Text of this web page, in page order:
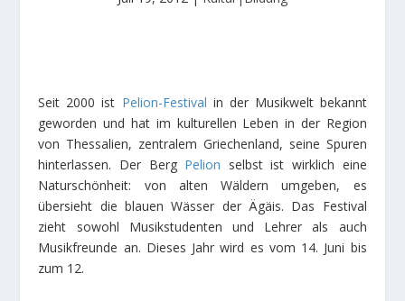
Seit 2000 ist Pelion-Festival in der Musikwelt bekannt
geworden und hat im kulturellen Leben in der Region
von Thessalien, zentralem Griechenland, seine Spuren
hinterlassen. Der Berg Pelion selbst ist wirklich eine
Naturschönheit: von alten Wäldern umgeben, es
übersieht die blauen Wässer der Ägäis. Das Festival
zieht sowohl Musikstudenten und Lehrer als auch
Musikfreunde an. Dieses Jahr wird es vom 14. Juni bis
zum 12.